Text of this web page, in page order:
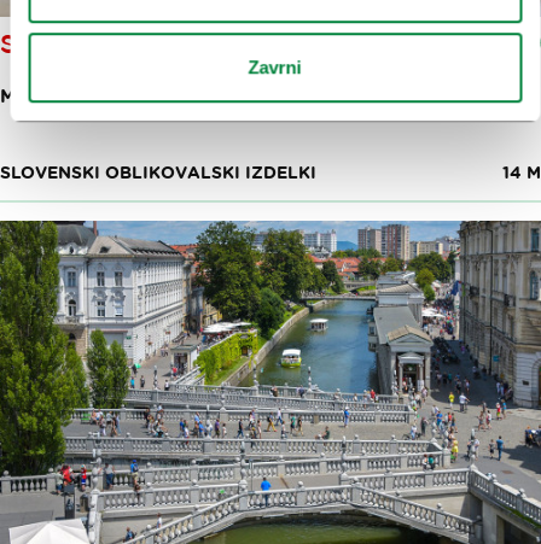
Zavrni
SKRBOVIN'CA
MAČKOVA ULICA 1
SLOVENSKI OBLIKOVALSKI IZDELKI 14 M